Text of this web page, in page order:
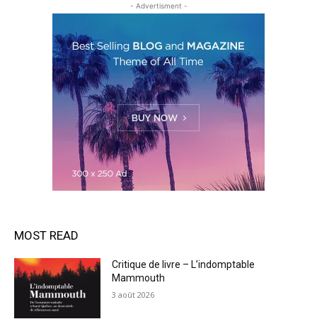
- Advertisment -
MOST READ
Critique de livre – L’indomptable
Mammouth
3 août 2026